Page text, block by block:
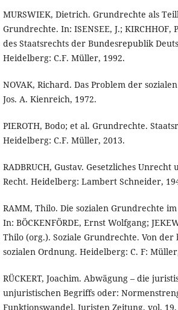
MURSWIEK, Dietrich. Grundrechte als
Grundrechte. In: ISENSEE, J.; KIRCHHOF,
des Staatsrechts der Bundesrepublik
Heidelberg: C.F. Müller, 1992.
NOVAK, Richard. Das Problem der
Jos. A. Kienreich, 1972.
PIEROTH, Bodo; et al. Grundrechte.
Heidelberg: C.F. Müller, 2013.
RADBRUCH, Gustav. Gesetzliches
Recht. Heidelberg: Lambert Schneider,
RAMM, Thilo. Die sozialen Grundrechte im
In: BÖCKENFÖRDE, Ernst Wolfgang;
Thilo (org.). Soziale Grundrechte. Von
sozialen Ordnung. Heidelberg: C. F:
RÜCKERT, Joachim. Abwägung – die
unjuristischen Begriffs oder:
Funktionswandel. Juristen Zeitung, vol. 19,